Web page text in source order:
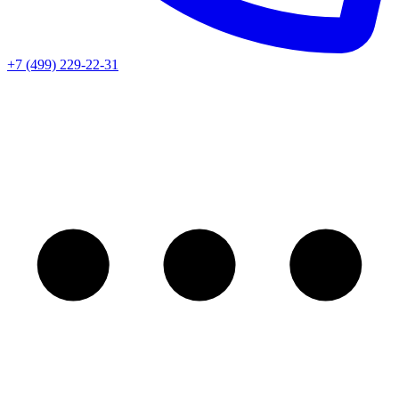
+7 (499) 229-22-31